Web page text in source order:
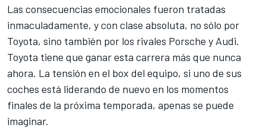
Las consecuencias emocionales fueron tratadas
inmaculadamente, y con clase absoluta, no sólo por
Toyota, sino también por los rivales Porsche y Audi.
Toyota tiene que ganar esta carrera más que nunca
ahora. La tensión en el box del equipo, si uno de sus
coches está liderando de nuevo en los momentos
finales de la próxima temporada, apenas se puede
imaginar.